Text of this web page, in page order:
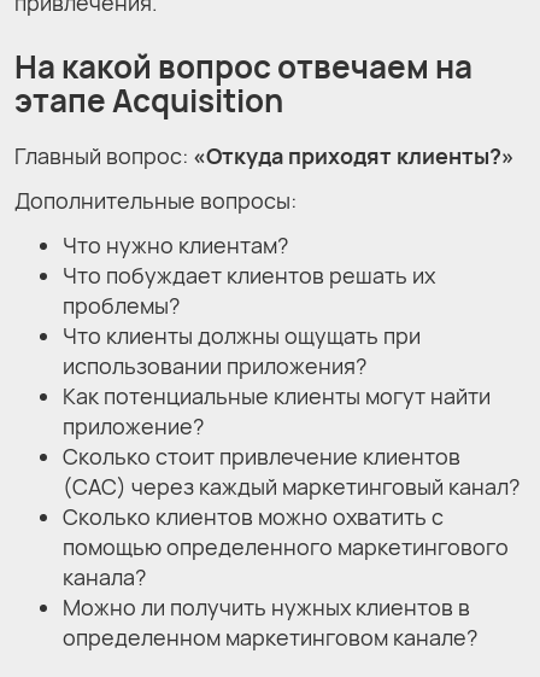
На какой вопрос отвечаем на
этапе Acquisition
Главный вопрос: «Откуда приходят клиенты?»
Дополнительные вопросы:
Что нужно клиентам?
Что побуждает клиентов решать их
проблемы?
Что клиенты должны ощущать при
использовании приложения?
Как потенциальные клиенты могут найти
приложение?
Сколько стоит привлечение клиентов
(CAC) через каждый маркетинговый канал?
Сколько клиентов можно охватить с
помощью определенного маркетингового
канала?
Можно ли получить нужных клиентов в
определенном маркетинговом канале?